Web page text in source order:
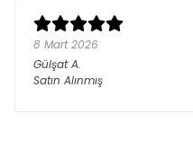
8 Mart 2026
Gülşat A.
Satın Alınmış